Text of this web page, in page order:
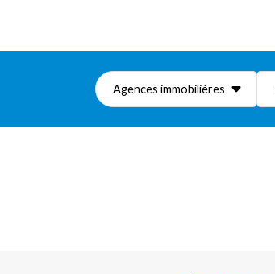
Agences immobilières